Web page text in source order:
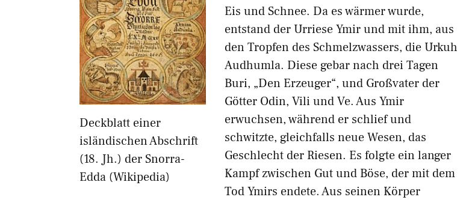
Deckblatt einer
isländischen Abschrift
(18. Jh.) der Snorra-
Edda (Wikipedia)
Eis und Schnee. Da es wärmer wurde,
entstand der Urriese Ymir und mit ihm, aus
den Tropfen des Schmelzwassers, die Urkuh
Audhumla. Diese gebar nach drei Tagen
Buri, „Den Erzeuger“, und Großvater der
Götter Odin, Vili und Ve. Aus Ymir
erwuchsen, während er schlief und
schwitzte, gleichfalls neue Wesen, das
Geschlecht der Riesen. Es folgte ein langer
Kampf zwischen Gut und Böse, der mit dem
Tod Ymirs endete. Aus seinen Körper